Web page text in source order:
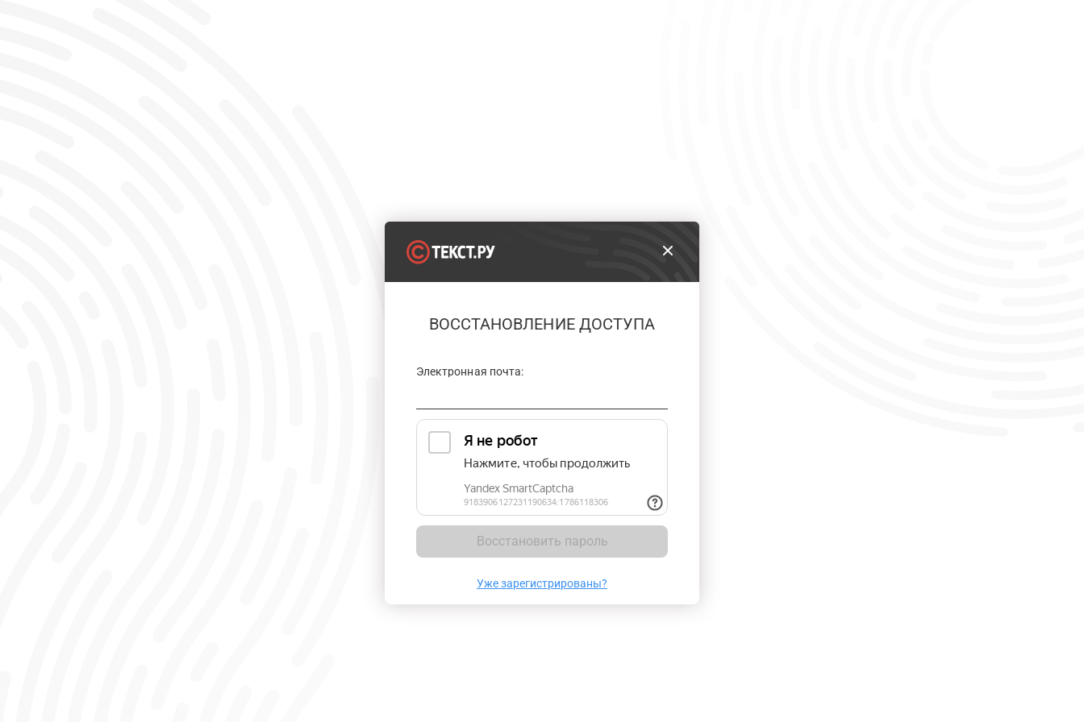
ВОССТАНОВЛЕНИЕ ДОСТУПА
Электронная почта:
Восстановить пароль
Уже зарегистрированы?